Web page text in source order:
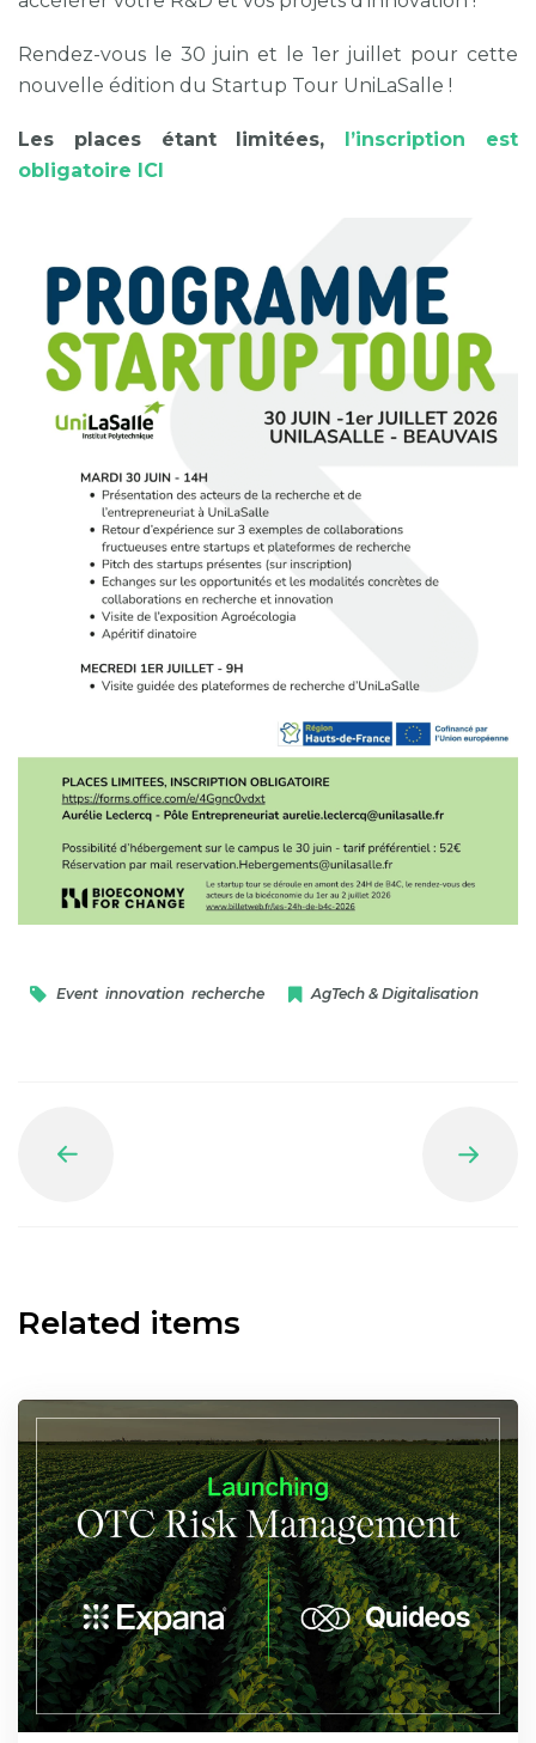
Rendez-vous le 30 juin et le 1er juillet pour cette
nouvelle édition du Startup Tour UniLaSalle !
Les places étant limitées, l’inscription est
obligatoire ICI
Event innovation recherche AgTech & Digitalisation
Related items